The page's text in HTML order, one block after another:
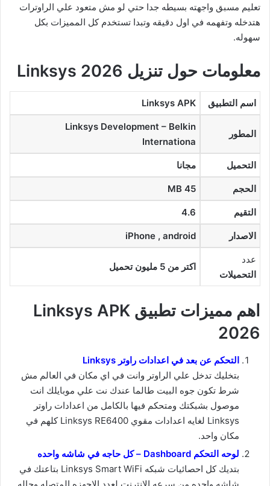
تعليم مسبق واجهته بسيطه جدا حتي لو مش متعود علي الراوترات
هتدخله وتفهمه في اول دقيقه وتبدا تستخدم كل المميزات بكل
سهوله.
معلومات حول تنزيل Linksys 2026
اسم التطبيق Linksys APK
المطور
Linksys Development – Belkin
Internationa
التحميل مجانا
الحجم 45 MB
التقيم 4.6
الاصدار iPhone , android
عدد
التحميلات
اكتر من 5 مليون تحميل
اهم مميزات تطبيق Linksys APK
2026
التحكم عن بعد في اعدادات راوتر Linksys
بتخليك تدخل علي الراوتر وانت في اي مكان في العالم مش
شرط تكون جوه البيت طالما عندك نت علي موبايلك انت
موصول بشبكتك ومتحكم فيها بالكامل من اعدادات راوتر
Linksys لغايه اعدادات مقوي Linksys RE6400 كلهم في
مكان واحد.
لوحه التحكم Dashboard – كل حاجه في شاشه واحده
بتديك كل احصائيات شبكه Linksys Smart WiFi بتاعتك في